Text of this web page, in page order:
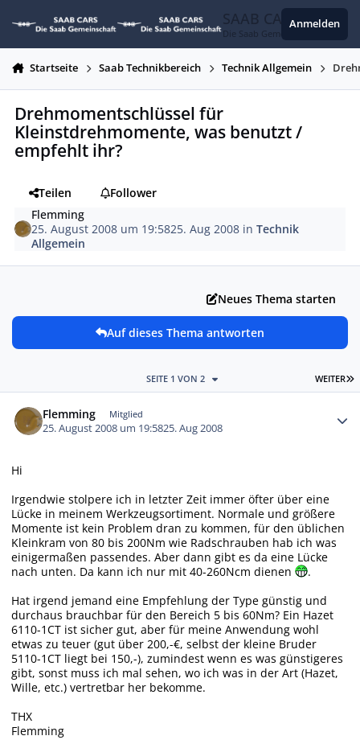
SAAB CARS
Die Saab Gemeinschaft
Anmelden
Startseite Saab Technikbereich Technik Allgemein
Drehmomentschlüssel für
Kleinstdrehmomente, was benutzt /
empfehlt ihr?
Teilen
Follower
Flemming
25. August 2008 um 19:5825. Aug 2008 inTechnik
Allgemein
Neues Thema starten
Auf dieses Thema antworten
WEITER
SEITE 1 VON 2
Flemming Mitglied
25. August 2008 um 19:5825. Aug 2008
Hi
Irgendwie stolpere ich in letzter Zeit immer öfter über eine
Lücke in meinem Werkzeugsortiment. Normale und größere
Momente ist kein Problem dran zu kommen, für den üblichen
Kleinkram von 80 bis 200Nm wie Radschrauben hab ich was
einigermaßen passendes. Aber dann gibt es da eine Lücke
nach unten. Da kann ich nur mit 40-260Ncm dienen
.
Hat irgend jemand eine Empfehlung der Type günstig und
durchaus brauchbar für den Bereich 5 bis 60Nm? Ein Hazet
6110-1CT ist sicher gut, aber für meine Anwendung wohl
etwas zu teuer (gut über 200,-€, selbst der kleine Bruder
5110-1CT liegt bei 150,-), zumindest wenn es was günstigeres
gibt, sonst muss ich mal sehen, wo ich was in der Art (Hazet,
Wille, etc.) vertretbar her bekomme.
THX
Flemming